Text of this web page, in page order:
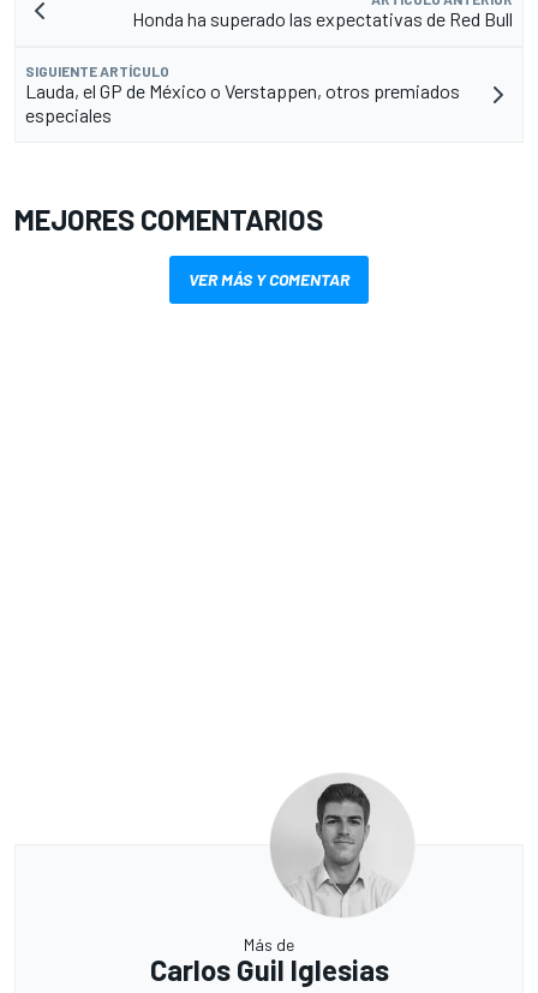
Honda ha superado las expectativas de Red Bull
SIGUIENTE ARTÍCULO
Lauda, el GP de México o Verstappen, otros premiados
especiales
MEJORES COMENTARIOS
VER MÁS Y COMENTAR
Más de
Carlos Guil Iglesias